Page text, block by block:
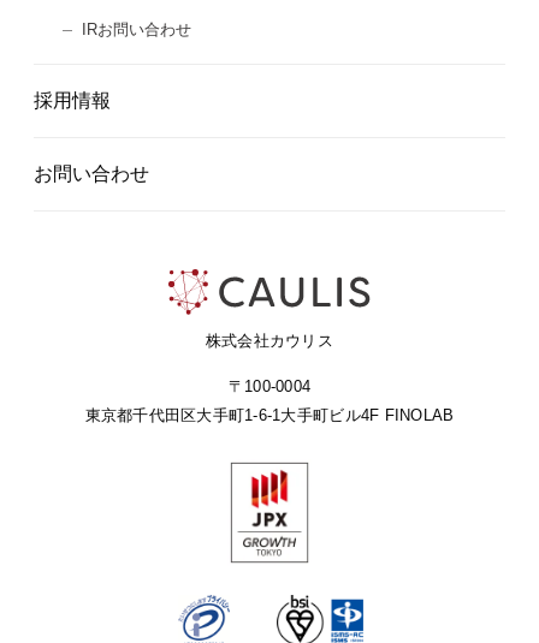
株式会社カウリス
〒100-0004
東京都千代田区大手町1-6-1 大手町ビル4F FINOLAB
IRお問い合わせ
採用情報
お問い合わせ